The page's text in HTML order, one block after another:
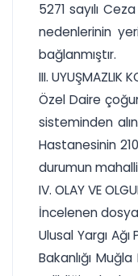
5271 sayılı
nedenlerinin
bağlanmıştır.
III. UYUŞMAZLIK
Özel Daire
sisteminden
Hastanesinin
durumun
IV. OLAY VE
İncelenen
Ulusal Yargı
Bakanlığı